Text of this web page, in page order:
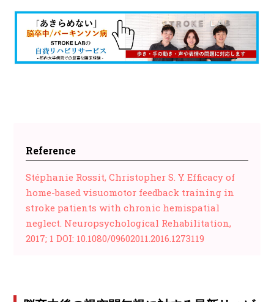
Reference
Stéphanie Rossit, Christopher S. Y. Efficacy of
home-based visuomotor feedback training in
stroke patients with chronic hemispatial
neglect. Neuropsychological Rehabilitation,
2017; 1 DOI: 10.1080/09602011.2016.1273119